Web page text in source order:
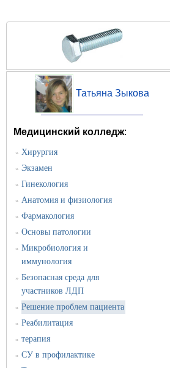
Татьяна Зыкова
Медицинский колледж:
» Хирургия
» Экзамен
» Гинекология
» Анатомия и физиология
» Фармакология
» Основы патологии
» Микробиология и
иммунология
» Безопасная среда для
участников ЛДП
» Решение проблем пациента
» Реабилитация
» терапия
» СУ в профилактике